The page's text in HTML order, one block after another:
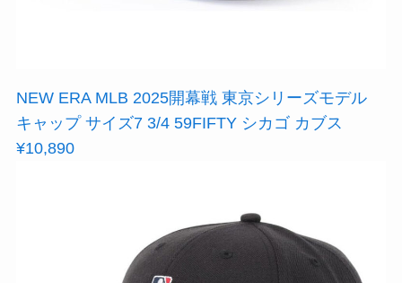
NEW ERA MLB 2025開幕戦 東京シリーズモデル
キャップ サイズ7 3/4 59FIFTY シカゴ カブス
¥10,890